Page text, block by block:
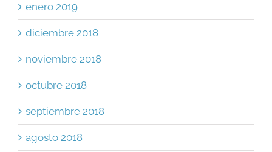
enero 2019
diciembre 2018
noviembre 2018
octubre 2018
septiembre 2018
agosto 2018